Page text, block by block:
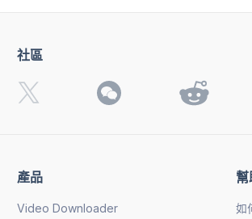
產品
Video Downloader
幫
如
社區